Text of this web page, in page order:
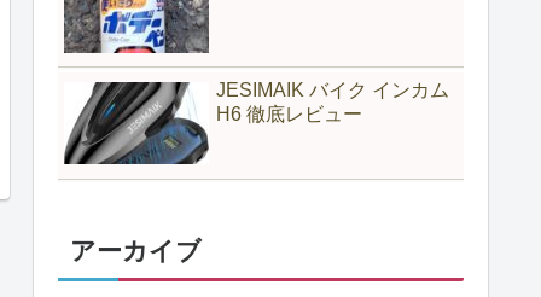
JESIMAIK バイク インカム
H6 徹底レビュー
アーカイブ